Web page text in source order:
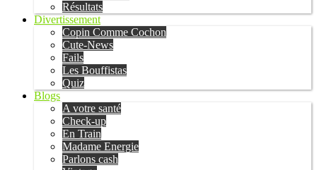
Résultats
Divertissement
Copin Comme Cochon
Cute-News
Fails
Les Bouffistas
Quiz
Blogs
A votre santé
Check-up
En Train
Madame Energie
Parlons cash